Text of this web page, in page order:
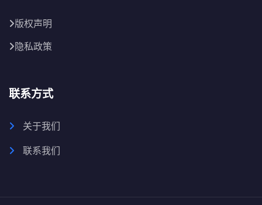
版权声明
隐私政策
联系方式
关于我们
联系我们